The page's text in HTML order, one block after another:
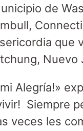
de
que
Nuevo
Alegría!»
Siempre
veces les